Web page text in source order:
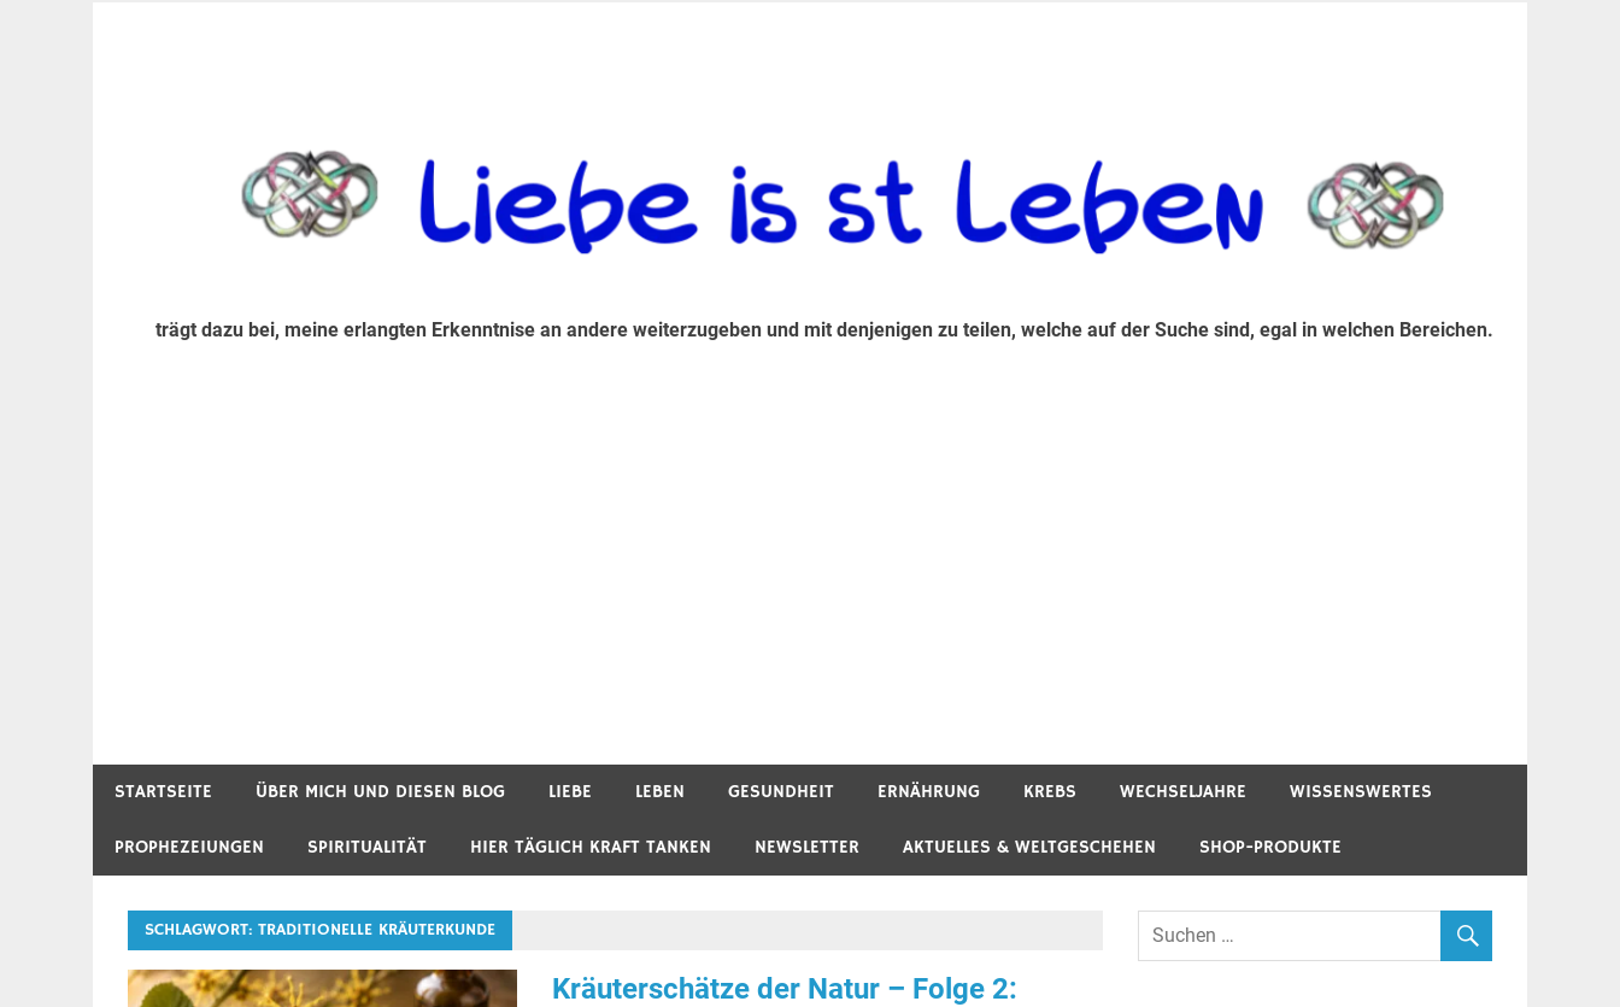
trägt dazu bei, meine erlangten Erkenntnise an andere weiterzugeben und mit denjenigen zu teilen, welche auf der Suche sind, egal in welchen Bereichen.
STARTSEITE ÜBER MICH UND DIESEN BLOG LIEBE LEBEN GESUNDHEIT ERNÄHRUNG KREBS WECHSELJAHRE WISSENSWERTES
PROPHEZEIUNGEN SPIRITUALITÄT HIER TÄGLICH KRAFT TANKEN NEWSLETTER AKTUELLES & WELTGESCHEHEN SHOP-PRODUKTE
SCHLAGWORT: TRADITIONELLE KRÄUTERKUNDE
Kräuterschätze der Natur – Folge 2: